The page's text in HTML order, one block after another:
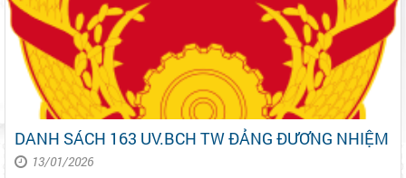
DANH SÁCH 163 UV.BCH TW ĐẢNG ĐƯƠNG NHIỆM
13/01/2026